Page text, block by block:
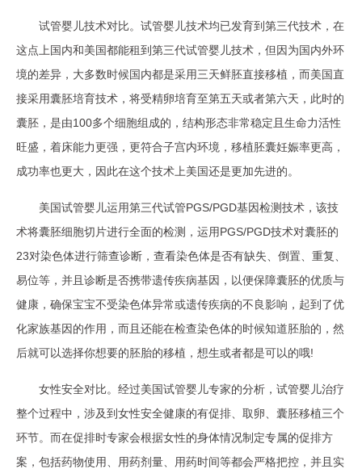
试管婴儿技术对比。试管婴儿技术均已发育到第三代技术，在
这点上国内和美国都能租到第三代试管婴儿技术，但因为国内外环
境的差异，大多数时候国内都是采用三天鲜胚直接移植，而美国直
接采用囊胚培育技术，将受精卵培育至第五天或者第六天，此时的
囊胚，是由100多个细胞组成的，结构形态非常稳定且生命力活性
旺盛，着床能力更强，更符合子宫内环境，移植胚囊妊娠率更高，
成功率也更大，因此在这个技术上美国还是更加先进的。
美国试管婴儿运用第三代试管PGS/PGD基因检测技术，该技
术将囊胚细胞切片进行全面的检测，运用PGS/PGD技术对囊胚的
23对染色体进行筛查诊断，查看染色体是否有缺失、倒置、重复、
易位等，并且诊断是否携带遗传疾病基因，以便保障囊胚的优质与
健康，确保宝宝不受染色体异常或遗传疾病的不良影响，起到了优
化家族基因的作用，而且还能在检查染色体的时候知道胚胎的，然
后就可以选择你想要的胚胎的移植，想生或者都是可以的哦!
女性安全对比。经过美国试管婴儿专家的分析，试管婴儿治疗
整个过程中，涉及到女性安全健康的有促排、取卵、囊胚移植三个
环节。而在促排时专家会根据女性的身体情况制定专属的促排方
案，包括药物使用、用药剂量、用药时间等都会严格把控，并且实